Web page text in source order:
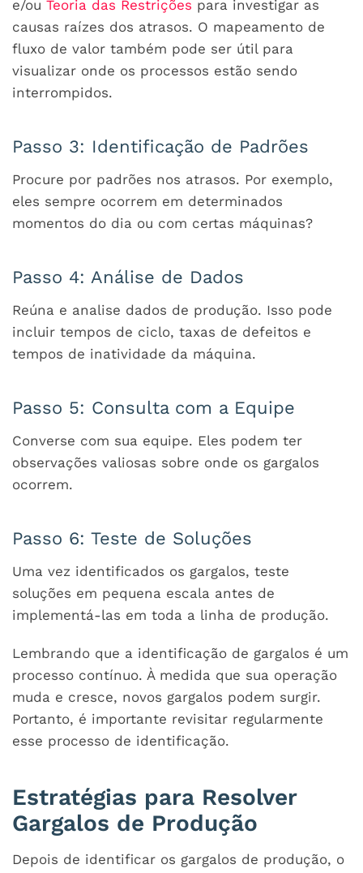
e/ou Teoria das Restrições para investigar as
causas raízes dos atrasos. O mapeamento de
fluxo de valor também pode ser útil para
visualizar onde os processos estão sendo
interrompidos.
Passo 3: Identificação de Padrões
Procure por padrões nos atrasos. Por exemplo,
eles sempre ocorrem em determinados
momentos do dia ou com certas máquinas?
Passo 4: Análise de Dados
Reúna e analise dados de produção. Isso pode
incluir tempos de ciclo, taxas de defeitos e
tempos de inatividade da máquina.
Passo 5: Consulta com a Equipe
Converse com sua equipe. Eles podem ter
observações valiosas sobre onde os gargalos
ocorrem.
Passo 6: Teste de Soluções
Uma vez identificados os gargalos, teste
soluções em pequena escala antes de
implementá-las em toda a linha de produção.
Lembrando que a identificação de gargalos é um
processo contínuo. À medida que sua operação
muda e cresce, novos gargalos podem surgir.
Portanto, é importante revisitar regularmente
esse processo de identificação.
Estratégias para Resolver
Gargalos de Produção
Depois de identificar os gargalos de produção, o